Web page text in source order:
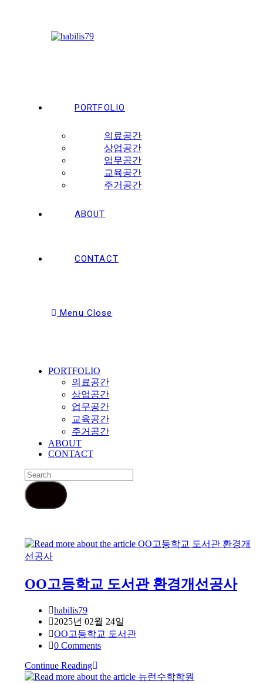
PORTFOLIO
의료공간
상업공간
업무공간
교육공간
주거공간
ABOUT
CONTACT
Menu Close
to
expand
collapse
Menu
PORTFOLIO
의료공간
상업공간
업무공간
교육공간
주거공간
ABOUT
CONTACT
OO고등학교 도서관 환경개선공사
Post
author:
habilis79
Post
published:
2025년 02월 24일
Post
category:
OO고등학교 도서관
Post
0 Comments
Continue ReadingOO
고